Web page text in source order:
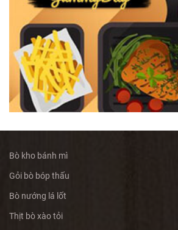
Bò kho bánh mì
Gỏi bò bóp thấu
Bò nướng lá lốt
Thịt bò xào tỏi